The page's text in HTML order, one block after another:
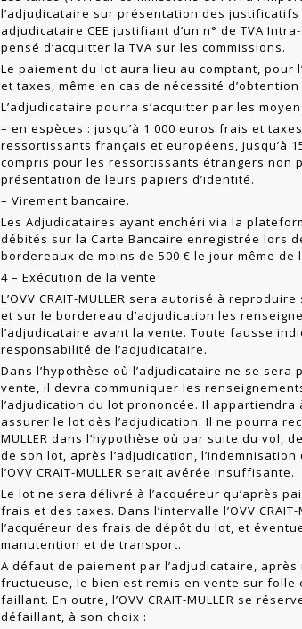
l’adjudicataire sur présentation des justificatifs
adjudicataire CEE justifiant d’un n° de TVA
pensé d’acquitter la TVA sur les commissions.
Le paiement du lot aura lieu au comptant, pour
et taxes, même en cas de nécessité d’obtention
L’adjudicataire pourra s’acquitter par les
– en espèces : jusqu’à 1 000 euros frais et
ressortissants français et européens, jusqu’à
compris pour les ressor­tissants étrangers non
présentation de leurs papiers d’identité.
– Virement bancaire.
Les Adjudicataires ayant enchéri via la
débités sur la Carte Bancaire enregistrée lors
bordereaux de moins de 500 € le jour même
4 – Exécution de la vente
L’OVV CRAIT-MULLER sera autorisé à
et sur le bordereau d’adjudication les
l’adjudi­cataire avant la vente. Toute fausse
responsabilité de l’ad­judicataire.
Dans l’hypothèse où l’adjudicataire ne se
vente, il devra communiquer les
l’adjudication du lot prononcée. Il appartiendra
assurer le lot dès l’adjudica­tion. Il ne pourra
MULLER dans l’hypothèse où par suite du vol,
de son lot, après l’adjudication, l’indemnisation
l’OVV CRAIT-MULLER serait avérée insuffisante.
Le lot ne sera délivré à l’acquéreur qu’après
frais et des taxes. Dans l’intervalle l’OVV
l’acquéreur des frais de dépôt du lot, et
manutention et de trans­port.
A défaut de paiement par l’adjudicataire,
fructueuse, le bien est remis en vente sur folle
faillant. En outre, l’OVV CRAIT-MULLER se
défaillant, à son choix :